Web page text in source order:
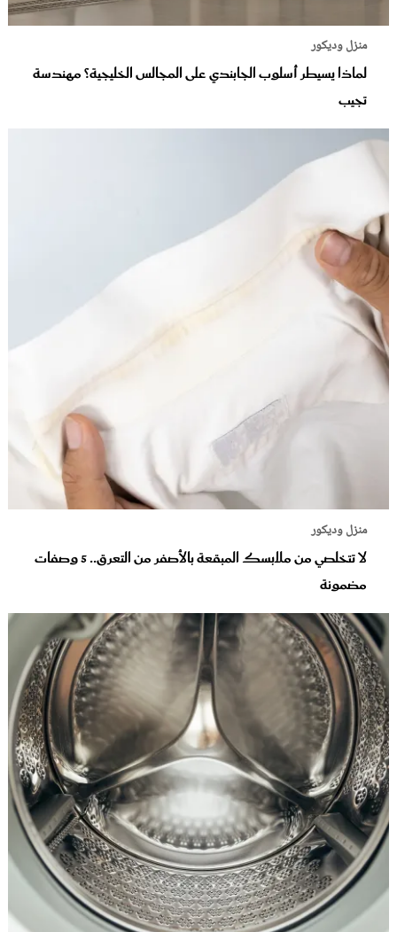
منزل وديكور
لماذا يسيطر أسلوب الجابندي على المجالس الخليجية؟ مهندسة
تجيب
منزل وديكور
لا تتخلصي من ملابسك المبقعة بالأصفر من التعرق.. 5 وصفات
مضمونة